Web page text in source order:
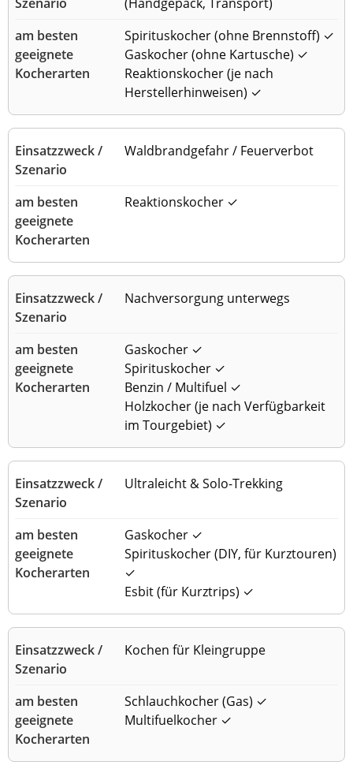
Spirituskocher (ohne Brennstoff) ✓
Gaskocher (ohne Kartusche) ✓
Reaktionskocher (je nach
Herstellerhinweisen) ✓
Waldbrandgefahr / Feuerverbot
Reaktionskocher ✓
Nachversorgung unterwegs
Gaskocher ✓
Spirituskocher ✓
Benzin / Multifuel ✓
Holzkocher (je nach Verfügbarkeit
im Tourgebiet) ✓
Ultraleicht & Solo-Trekking
Gaskocher ✓
Spirituskocher (DIY, für Kurztouren)
✓
Esbit (für Kurztrips) ✓
Kochen für Kleingruppe
Schlauchkocher (Gas) ✓
Multifuelkocher ✓